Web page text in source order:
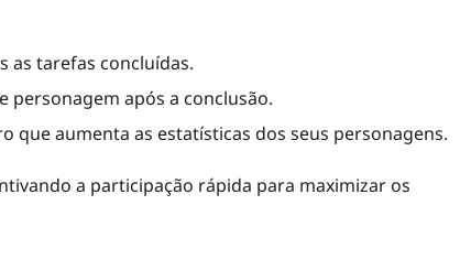
as tarefas concluídas.
personagem após a conclusão.
que aumenta as estatísticas dos seus personagens.
a participação rápida para maximizar os